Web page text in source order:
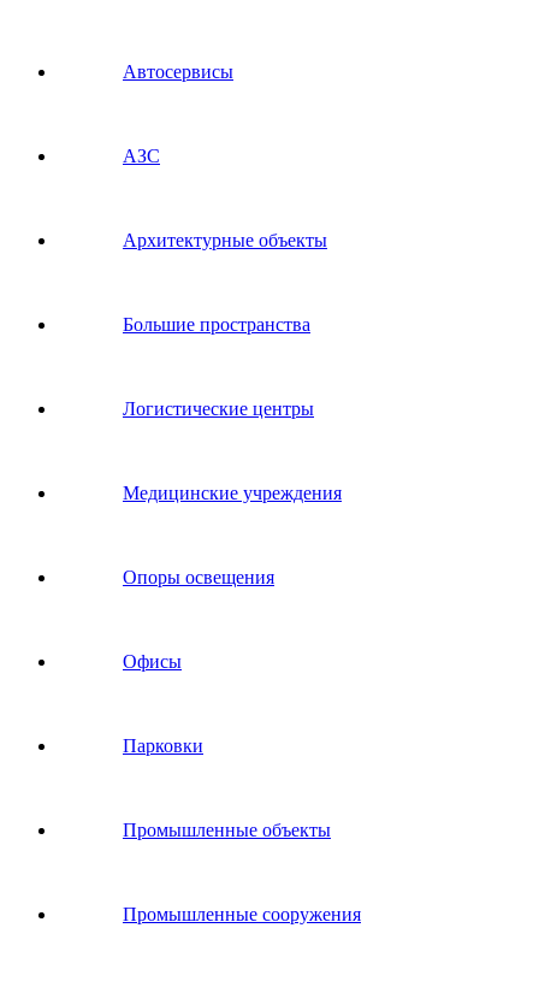
Автосервисы
АЗС
Архитектурные объекты
Большие пространства
Логистические центры
Медицинские учреждения
Опоры освещения
Офисы
Парковки
Промышленные объекты
Промышленные сооружения